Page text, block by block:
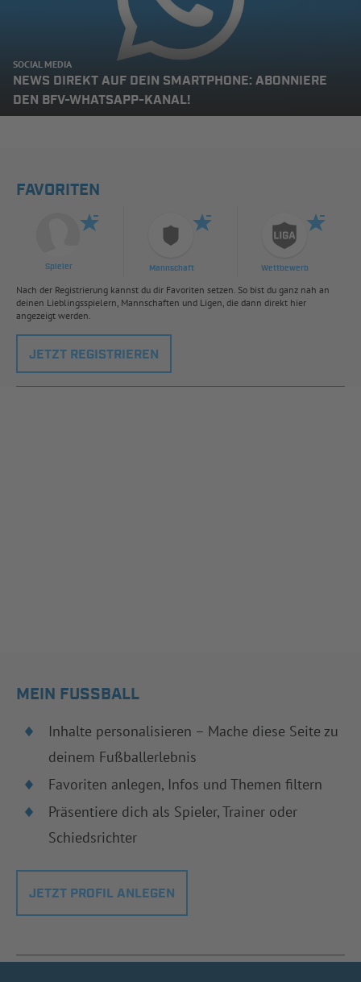
SOCIAL MEDIA
NEWS DIREKT AUF DEIN SMARTPHONE: ABONNIERE
DEN BFV-WHATSAPP-KANAL!
FAVORITEN
Spieler Mannschaft Wettbewerb
Nach der Registrierung kannst du dir Favoriten setzen. So bist du ganz nah an
deinen Lieblingsspielern, Mannschaften und Ligen, die dann direkt hier
angezeigt werden.
JETZT REGISTRIEREN
MEIN FUSSBALL
Inhalte personalisieren – Mache diese Seite zu
deinem Fußballerlebnis
Favoriten anlegen, Infos und Themen filtern
Präsentiere dich als Spieler, Trainer oder
Schiedsrichter
JETZT PROFIL ANLEGEN